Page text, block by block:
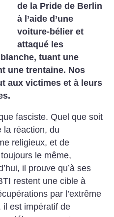
de la Pride de Berlin
à l’aide d’une
voiture-bélier et
attaqué les
blanche, tuant une
une trentaine. Nos
aux victimes et à leurs
fasciste. Quel que soit
la réaction, du
religieux, et de
le même,
il prouve qu’à ses
restent une cible à
par l’extrême
il est impératif de